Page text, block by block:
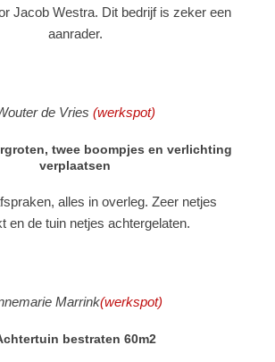
Jacob Westra. Dit bedrijf is zeker een
aanrader.
de Vries (werkspot)
twee boompjes en verlichting
verplaatsen
alles in overleg. Zeer netjes
en de tuin netjes achtergelaten.
Marrink(werkspot)
bestraten 60m2